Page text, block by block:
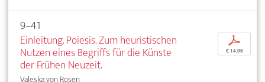
9–41
Einleitung. Poiesis. Zum heuristischen
Nutzen eines Begriffs für die Künste
der Frühen Neuzeit.
p
€ 14,95